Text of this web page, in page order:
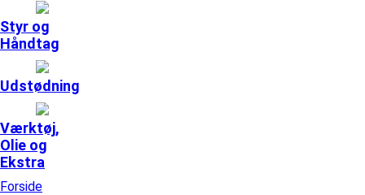
Styr og
Håndtag
Udstødning
Værktøj,
Olie og
Ekstra
Forside